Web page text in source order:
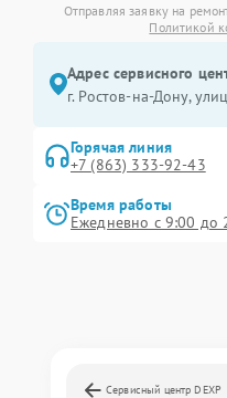
Отправляя заявку на
Политикой
Адрес сервисного
г. Ростов-на-Дону,
Горячая линия
+7 (863) 333-92-43
Время работы
Ежедневно с 9:00 до
Сервисный центр DEXP